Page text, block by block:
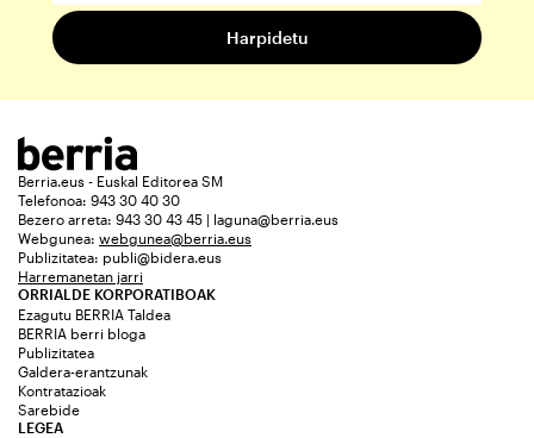
Berria.eus - Euskal Editorea SM
Telefonoa: 943 30 40 30
Bezero arreta: 943 30 43 45 | laguna@berria.eus
Webgunea: webgunea@berria.eus
Publizitatea: publi@bidera.eus
Harremanetan jarri
ORRIALDE KORPORATIBOAK
Ezagutu BERRIA Taldea
BERRIA berri bloga
Publizitatea
Galdera-erantzunak
Kontratazioak
Sarebide
LEGEA